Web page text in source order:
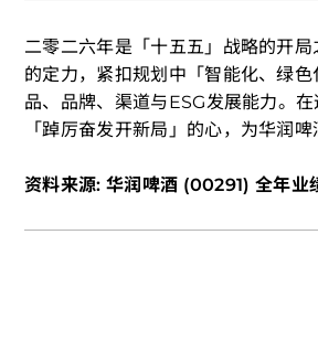
二零二六年是「十五五」战略的开
的定力，紧扣规划中「智能化、绿
品、品牌、渠道与ESG发展能力。
「踔厉奋发开新局」的心，为华润
资料来源: 华润啤酒 (00291) 全年业